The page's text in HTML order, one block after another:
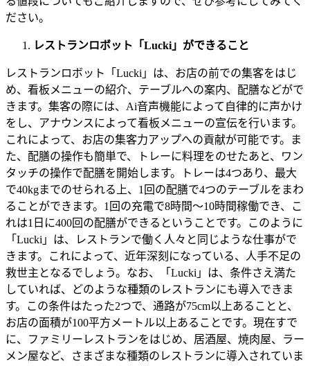
ださい。
レストランロボット「Lucki」ができること
レストランロボット「 Lucki 」は、お店の前での集客をはじ
め、看板メニューの紹介、テーブルへの案内、配膳などがで
きます。集客の際には、 Ai音声機能によって自律的に声かけ
をし、アナウンスによって看板メニューの宣伝を行います。
これによって、お店の集客力アップへの貢献が可能です。ま
た、配膳の操作も簡単で、トレーに料理をのせたあと、ワン
タッチの操作で配膳を開始します。トレーは4つあり、最大
で40kgまでのせられる上、 1回の配膳で4つのテーブルをまわ
ることができます。 1回の充電で8時間～10時間稼働でき、こ
れは1 日に400回の配膳ができるということです。このように
「 Lucki 」は、レストランで働く人々と同じような仕事がで
きます。これによって、近年深刻になっている、人手不足の
救世主となるでしょう。なお、「 Lucki 」は、条件さえ満た
していれば、どのような種類のレストランにも導入できま
す。この条件はたった2つで、通路が75cm以上あることと、
お店の面積が100平方メートル以上あることです。現在すで
に、ファミリーレストランをはじめ、居酒屋、焼肉屋、ラー
メン屋など、さまざまな種類のレストランに導入されていま